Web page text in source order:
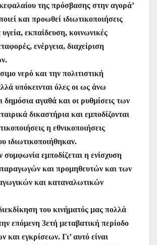
της πρόσβασης στην αγορά’
και προωθεί ιδιωτικοποιήσεις
εκπαίδευση, κοινωνικές
ενέργεια, διαχείριση
νερό και την πολιτιστική
υπόκεινται όλες οι ως άνω
δημόσια αγαθά και οι ρυθμίσεις των
δικαστήρια και εμποδίζονται
η εθνικοποιήσεις
ιδιωτικοποιήθηκαν.
συμφωνία εμποδίζεται η ενίσχυση
και προμηθευτών και των
και καταναλωτικών
του κινήματός μας πολλά
επόμενη 3ετή μεταβατική περίοδο
και εγκρίσεων. Γι’ αυτό είναι